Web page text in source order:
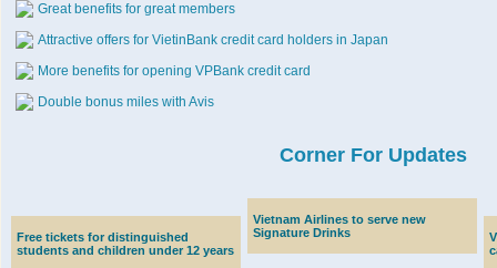
Great benefits for great members
Attractive offers for VietinBank credit card holders in Japan
More benefits for opening VPBank credit card
Double bonus miles with Avis
Corner For Updates
Free tickets for distinguished
students and children under 12 years
Vietnam Airlines to serve new
Signature Drinks